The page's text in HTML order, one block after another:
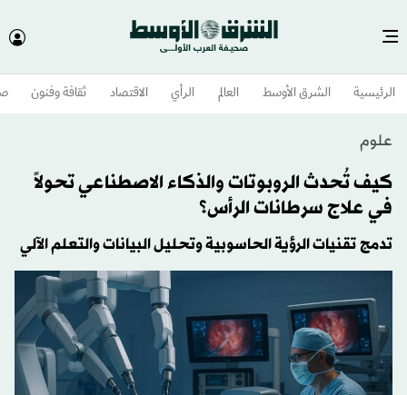
الرئيسية الشرق الأوسط​ العالم الرأي الاقتصاد ثقافة وفنون
علوم
كيف تُحدث الروبوتات والذكاء الاصطناعي تحولاً
في علاج سرطانات الرأس؟
تدمج تقنيات الرؤية الحاسوبية وتحليل البيانات والتعلم الآلي